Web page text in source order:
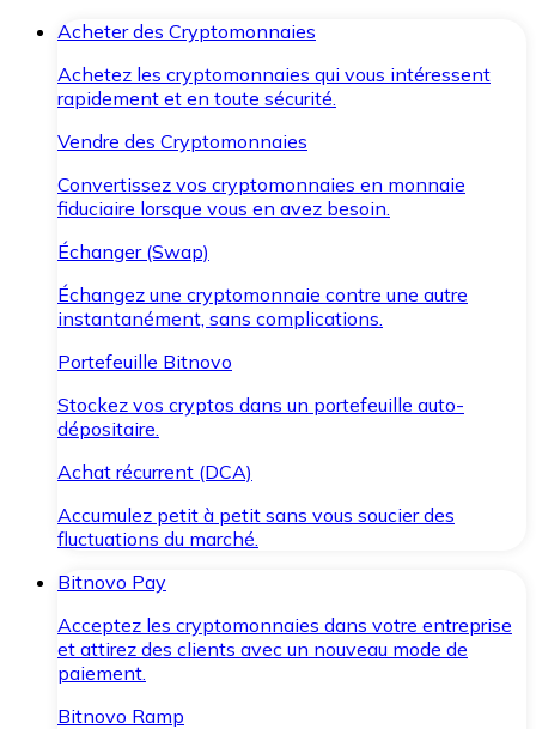
Acheter des Cryptomonnaies
Achetez les cryptomonnaies qui vous intéressent
rapidement et en toute sécurité.
Vendre des Cryptomonnaies
Convertissez vos cryptomonnaies en monnaie
fiduciaire lorsque vous en avez besoin.
Échanger (Swap)
Échangez une cryptomonnaie contre une autre
instantanément, sans complications.
Portefeuille Bitnovo
Stockez vos cryptos dans un portefeuille auto-
dépositaire.
Achat récurrent (DCA)
Accumulez petit à petit sans vous soucier des
fluctuations du marché.
Bitnovo Pay
Acceptez les cryptomonnaies dans votre entreprise
et attirez des clients avec un nouveau mode de
paiement.
Bitnovo Ramp